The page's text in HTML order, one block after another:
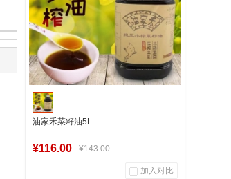
油家禾菜籽油5L
¥116.00 ¥143.00
加入对比